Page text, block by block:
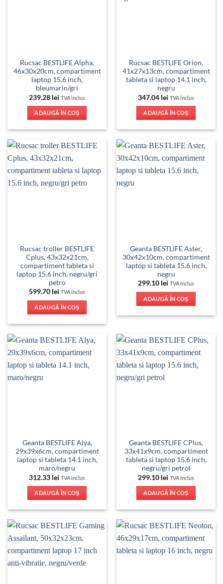
Rucsac BESTLIFE Alpha,
46x30x20cm, compartiment
laptop 15.6 inch,
bleumarin/gri
239.28 lei TVA inclus
ADAUGĂ ÎN COȘ
Rucsac BESTLIFE Orion,
41x27x13cm, compartiment
tableta si laptop 14.1 inch,
negru
347.04 lei TVA inclus
ADAUGĂ ÎN COȘ
Rucsac troller BESTLIFE
Cplus, 43x32x21cm,
compartiment tableta si
laptop 15.6 inch, negru/gri
petro
599.70 lei TVA inclus
ADAUGĂ ÎN COȘ
Geanta BESTLIFE Aster,
30x42x10cm, compartiment
laptop si tableta 15.6 inch,
negru
299.10 lei TVA inclus
ADAUGĂ ÎN COȘ
Geanta BESTLIFE Alya,
29x39x6cm, compartiment
laptop si tableta 14.1 inch,
maro/negru
312.33 lei TVA inclus
ADAUGĂ ÎN COȘ
Geanta BESTLIFE CPlus,
33x41x9cm, compartiment
tableta si laptop 15.6 inch,
negru/gri petrol
299.10 lei TVA inclus
ADAUGĂ ÎN COȘ